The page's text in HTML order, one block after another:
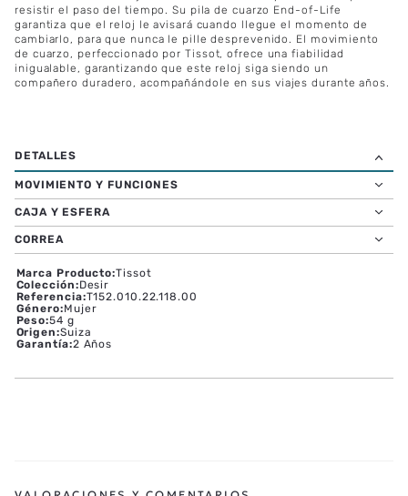
resistir el paso del tiempo. Su pila de cuarzo End-of-Life
garantiza que el reloj le avisará cuando llegue el momento de
cambiarlo, para que nunca le pille desprevenido. El movimiento
de cuarzo, perfeccionado por Tissot, ofrece una fiabilidad
inigualable, garantizando que este reloj siga siendo un
compañero duradero, acompañándole en sus viajes durante años.
MOVIMIENTO Y FUNCIONES
CAJA Y ESFERA
CORREA
Marca Producto:Tissot
Colección:Desir
Referencia:T152.010.22.118.00
Género:Mujer
Peso:54 g
Origen:Suiza
Garantía:2 Años